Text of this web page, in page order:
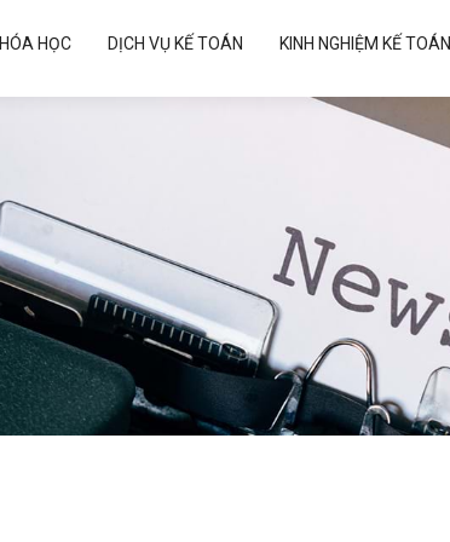
HỌC DỊCH VỤ KẾ TOÁN KINH NGHIỆM KẾ TOÁN